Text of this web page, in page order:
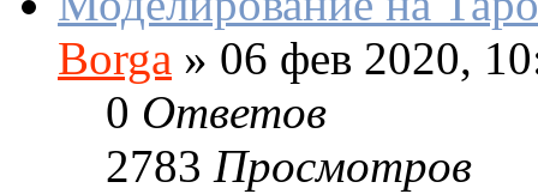
Borga » 06 фев 2020,
0 Ответов
2783 Просмотров